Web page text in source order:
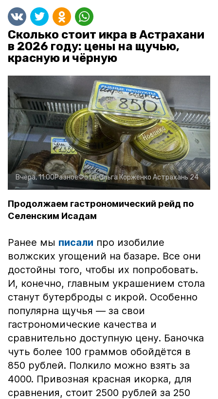
Сколько стоит икра в Астрахани
в 2026 году: цены на щучью,
красную и чёрную
Вчера, 11:00РазноеФото:Ольга Корженко Астрахань 24
Продолжаем гастрономический рейд по
Селенским Исадам
Ранее мы писали про изобилие
волжских угощений на базаре. Все они
достойны того, чтобы их попробовать.
И, конечно, главным украшением стола
станут бутерброды с икрой. Особенно
популярна щучья — за свои
гастрономические качества и
сравнительно доступную цену. Баночка
чуть более 100 граммов обойдётся в
850 рублей. Полкило можно взять за
4000. Привозная красная икорка, для
сравнения, стоит 2500 рублей за 250